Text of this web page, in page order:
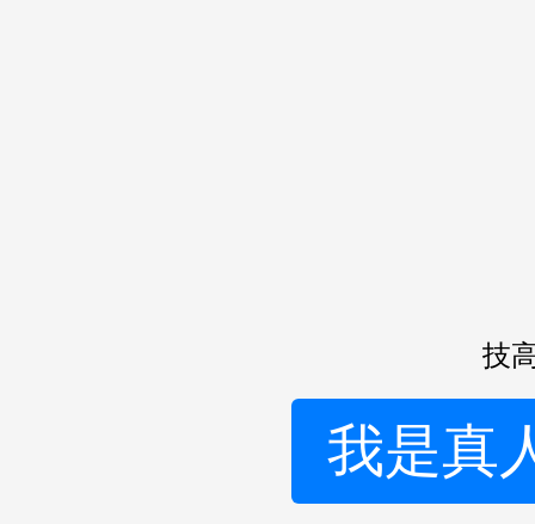
技
我是真